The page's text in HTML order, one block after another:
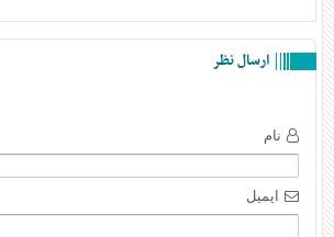
ارسال نظر
نام
ایمیل